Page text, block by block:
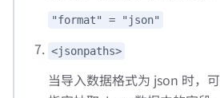
"format" = "json"
<jsonpaths>
当导入数据格式为 json 时，